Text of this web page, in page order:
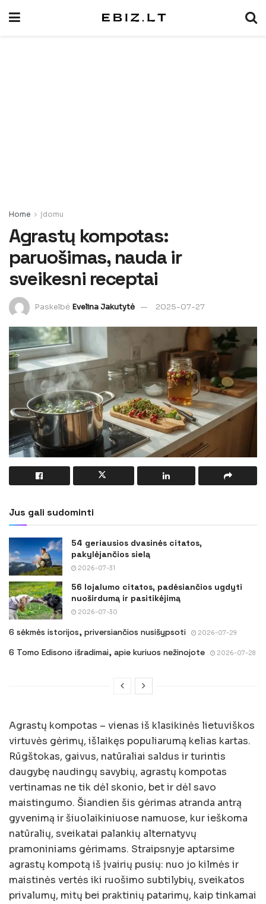
Home Įdomu
Agrastų kompotas:
paruošimas, nauda ir
sveikesni receptai
Paskelbė Evelina Jakutytė 2025-07-27
Jus gali sudominti
54 geriausios dvasinės citatos,
pakylėjančios sielą
2026-07-31
56 lojalumo citatos, padėsiančios ugdyti
nuoširdumą ir pasitikėjimą
2026-07-30
6 sėkmės istorijos, priversiančios nusišypsoti 2026-07-29
6 Tomo Edisono išradimai, apie kuriuos nežinojote 2026-07-28
Agrastų kompotas – vienas iš klasikinės lietuviškos
virtuvės gėrimų, išlaikęs populiarumą kelias kartas.
Rūgštokas, gaivus, natūraliai saldus ir turintis
daugybę naudingų savybių, agrastų kompotas
vertinamas ne tik dėl skonio, bet ir dėl savo
maistingumo. Šiandien šis gėrimas atranda antrą
gyvenimą ir šiuolaikiniuose namuose, kur ieškoma
natūralių, sveikatai palankių alternatyvų
pramoniniams gėrimams. Straipsnyje aptarsime
agrastų kompotą iš įvairių pusių: nuo jo kilmės ir
maistinės vertės iki ruošimo subtilybių, sveikatos
privalumų, mitų bei praktinių patarimų, kaip tinkamai